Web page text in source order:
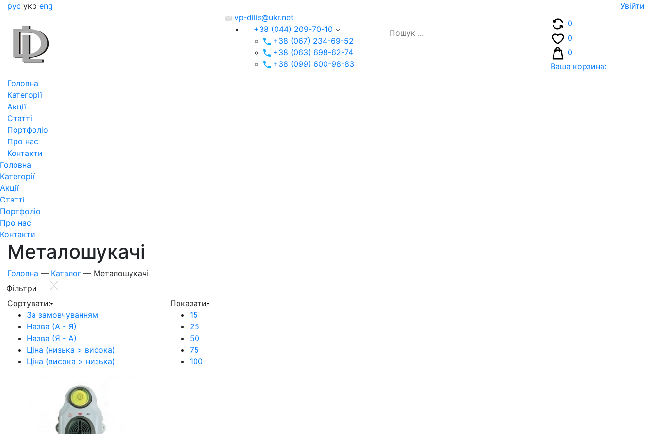
рус укр eng
Увiйти
vp-dilis@ukr.net
+38 (044) 209-70-10
+38 (067) 234-69-52
+38 (063) 698-62-74
+38 (099) 600-98-83
0
0
0
Ваша корзина:
Головна
Категорії
Акції
Статті
Портфоліо
Про нас
Контакти
Головна
Категорії
Акції
Статті
Портфоліо
Про нас
Контакти
Металошукачі
Головна — Каталог — Металошукачі
Фiльтри
Сортувати:
За замовчуванням
Назва (А - Я)
Назва (Я - А)
Ціна (низька > висока)
Ціна (висока > низька)
Показати
15
25
50
75
100